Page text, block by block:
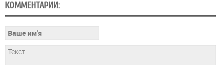
КОММЕНТАРИИ: